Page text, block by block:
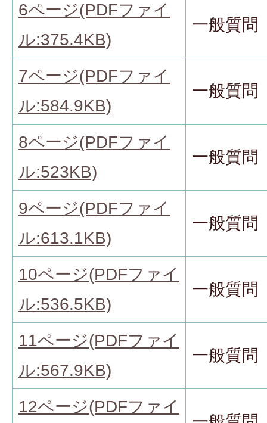
6ページ(PDFファイ
ル:375.4KB)
一般質問
7ページ(PDFファイ
ル:584.9KB)
一般質問
8ページ(PDFファイ
ル:523KB)
一般質問
9ページ(PDFファイ
ル:613.1KB)
一般質問
10ページ(PDFファイ
ル:536.5KB)
一般質問
11ページ(PDFファイ
ル:567.9KB)
一般質問
12ページ(PDFファイ